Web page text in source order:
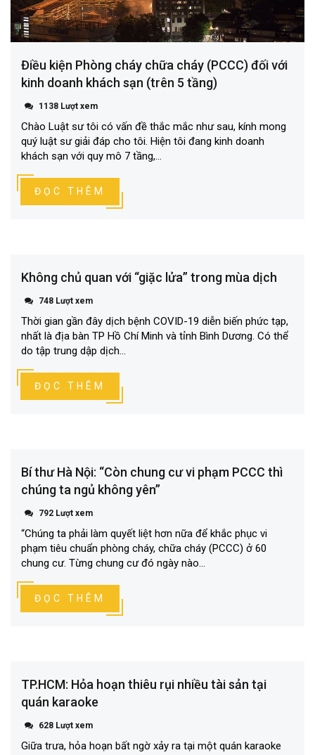
Điều kiện Phòng cháy chữa cháy (PCCC) đối với
kinh doanh khách sạn (trên 5 tầng)
1138 Lượt xem
Chào Luật sư tôi có vấn đề thắc mắc như sau, kính mong
quý luật sư giải đáp cho tôi. Hiện tôi đang kinh doanh
khách sạn với quy mô 7 tầng,...
ĐỌC THÊM
Không chủ quan với “giặc lửa” trong mùa dịch
748 Lượt xem
Thời gian gần đây dịch bệnh COVID-19 diễn biến phức tạp,
nhất là địa bàn TP Hồ Chí Minh và tỉnh Bình Dương. Có thể
do tập trung dập dịch...
ĐỌC THÊM
Bí thư Hà Nội: “Còn chung cư vi phạm PCCC thì
chúng ta ngủ không yên”
792 Lượt xem
“Chúng ta phải làm quyết liệt hơn nữa để khắc phục vi
phạm tiêu chuẩn phòng cháy, chữa cháy (PCCC) ở 60
chung cư. Từng chung cư đó ngày nào...
ĐỌC THÊM
TP.HCM: Hỏa hoạn thiêu rụi nhiều tài sản tại
quán karaoke
628 Lượt xem
Giữa trưa, hỏa hoạn bất ngờ xảy ra tại một quán karaoke